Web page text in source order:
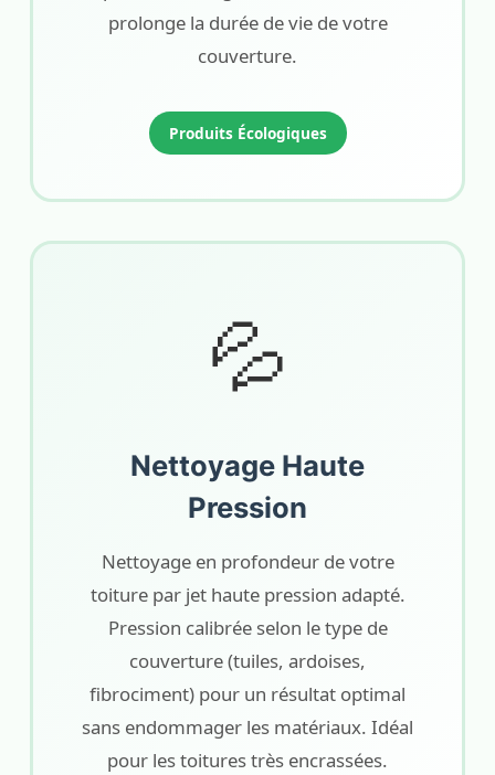
prolonge la durée de vie de votre
couverture.
Produits Écologiques
💦
Nettoyage Haute
Pression
Nettoyage en profondeur de votre
toiture par jet haute pression adapté.
Pression calibrée selon le type de
couverture (tuiles, ardoises,
fibrociment) pour un résultat optimal
sans endommager les matériaux. Idéal
pour les toitures très encrassées.